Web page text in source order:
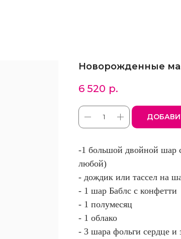
Новорожденные
6 520 р.
-1 большой двойной шар
любой)
- дождик или тассел на
- 1 шар Баблс с конфетти
- 1 полумесяц
- 1 облако
- 3 шара фольги сердце и